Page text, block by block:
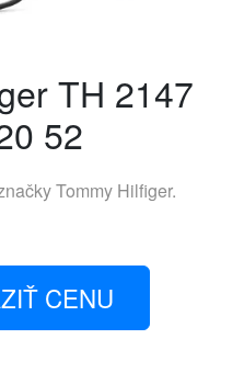
TH 2147
52
Tommy Hilfiger.
CENU